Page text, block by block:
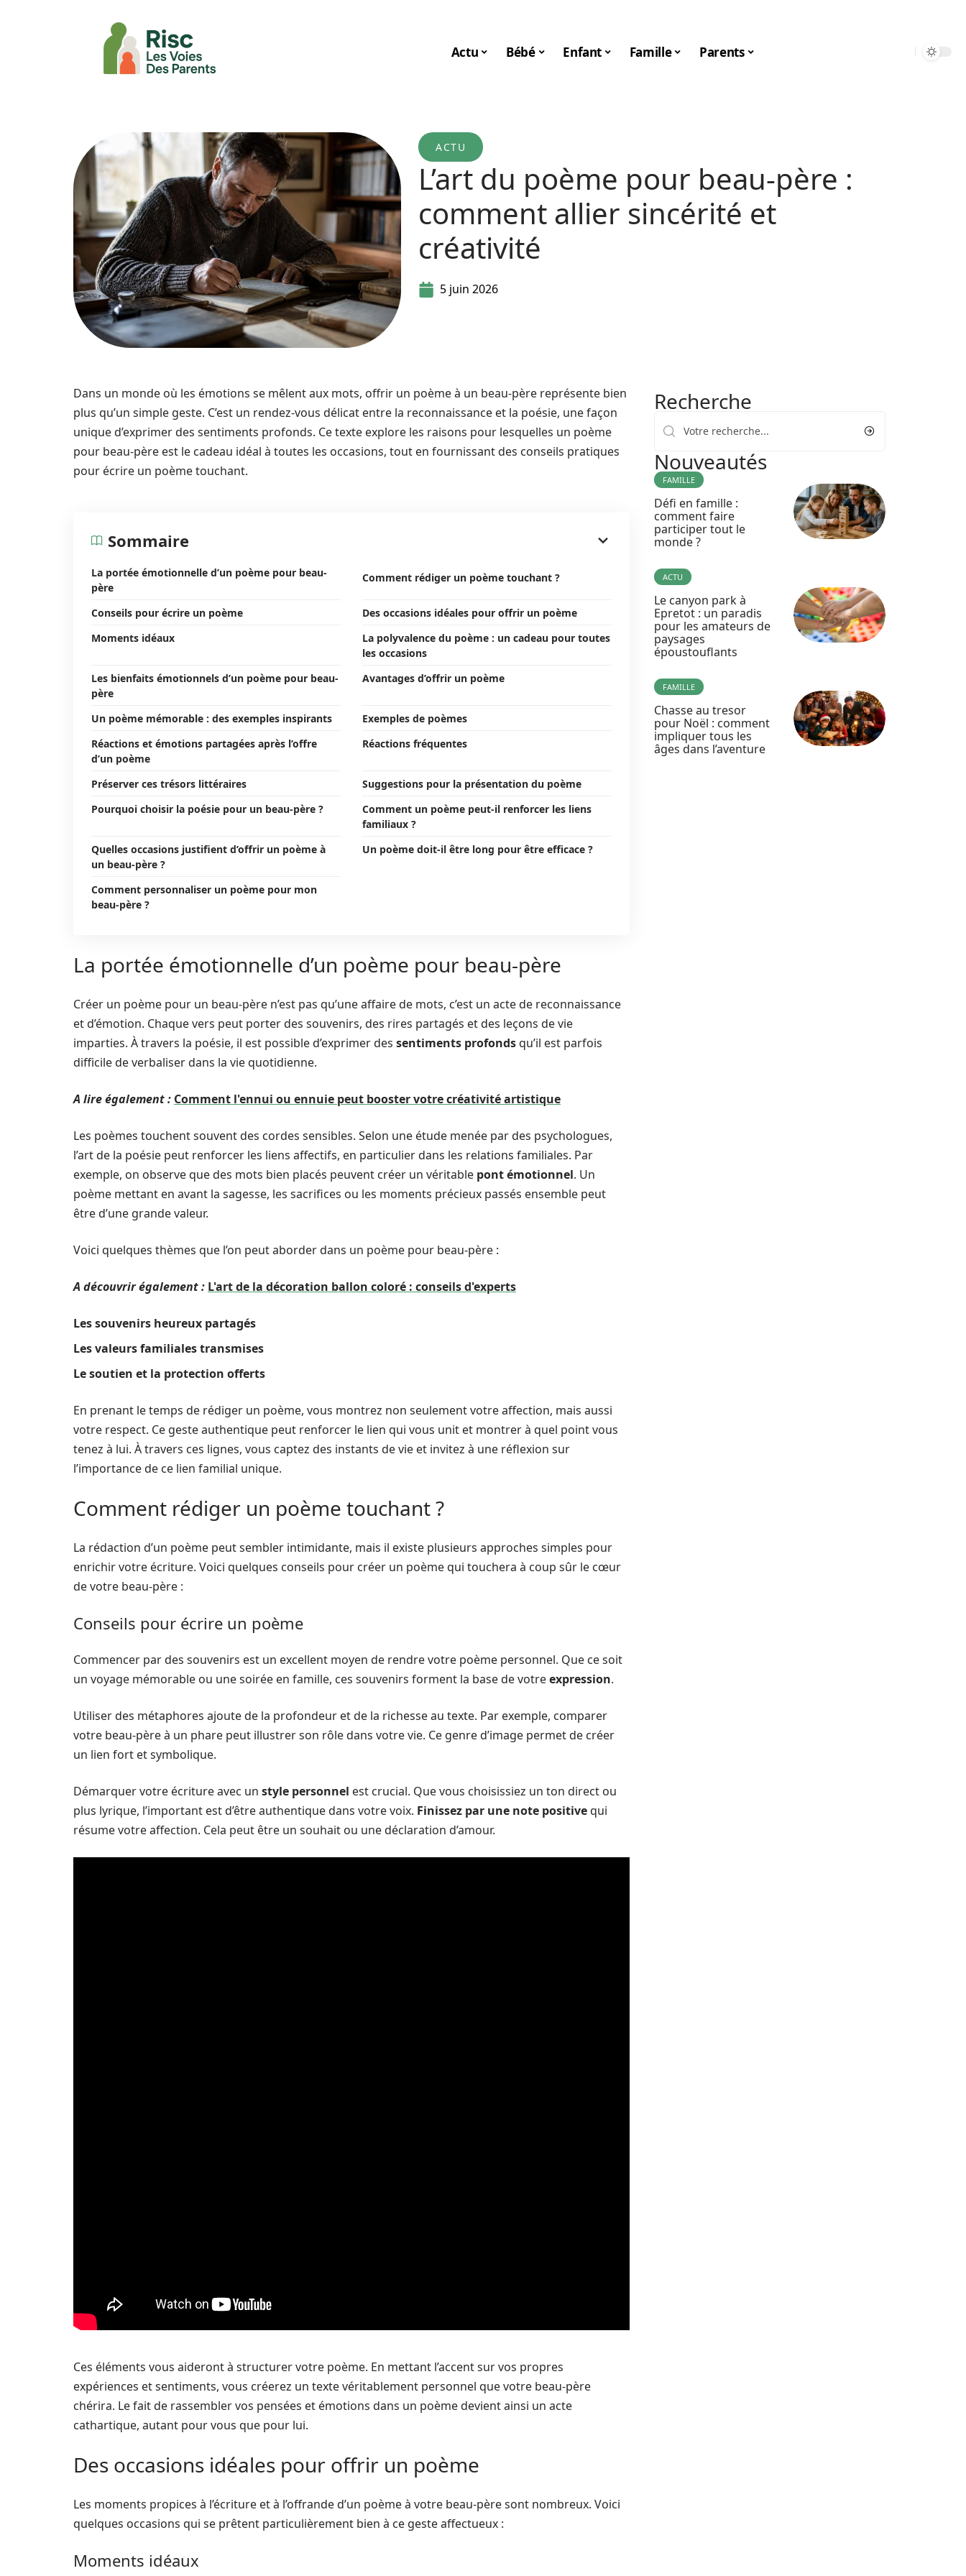
Actu Bébé Enfant Famille Parents
ACTU
L’art du poème pour beau-père :
comment allier sincérité et
créativité
5 juin 2026
Dans un monde où les émotions se mêlent aux mots, offrir un poème à un beau-père représente bien
plus qu’un simple geste. C’est un rendez-vous délicat entre la reconnaissance et la poésie, une façon
unique d’exprimer des sentiments profonds. Ce texte explore les raisons pour lesquelles un poème
pour beau-père est le cadeau idéal à toutes les occasions, tout en fournissant des conseils pratiques
pour écrire un poème touchant.
Sommaire
La portée émotionnelle d’un poème pour beau-
père
Comment rédiger un poème touchant ?
Conseils pour écrire un poème
Des occasions idéales pour offrir un poème
Moments idéaux
La polyvalence du poème : un cadeau pour toutes
les occasions
Les bienfaits émotionnels d’un poème pour beau-
père
Avantages d’offrir un poème
Un poème mémorable : des exemples inspirants
Exemples de poèmes
Réactions et émotions partagées après l’offre
d’un poème
Réactions fréquentes
Préserver ces trésors littéraires
Suggestions pour la présentation du poème
Pourquoi choisir la poésie pour un beau-père ?
Comment un poème peut-il renforcer les liens
familiaux ?
Quelles occasions justifient d’offrir un poème à
un beau-père ?
Un poème doit-il être long pour être efficace ?
Comment personnaliser un poème pour mon
beau-père ?
La portée émotionnelle d’un poème pour beau-père
Créer un poème pour un beau-père n’est pas qu’une affaire de mots, c’est un acte de reconnaissance
et d’émotion. Chaque vers peut porter des souvenirs, des rires partagés et des leçons de vie
imparties. À travers la poésie, il est possible d’exprimer des sentiments profondsqu’il est parfois
difficile de verbaliser dans la vie quotidienne.
A lire également : Comment l'ennui ou ennuie peut booster votre créativité artistique
Les poèmes touchent souvent des cordes sensibles. Selon une étude menée par des psychologues,
l’art de la poésie peut renforcer les liens affectifs, en particulier dans les relations familiales. Par
exemple, on observe que des mots bien placés peuvent créer un véritable pont émotionnel. Un
poème mettant en avant la sagesse, les sacrifices ou les moments précieux passés ensemble peut
être d’une grande valeur.
Voici quelques thèmes que l’on peut aborder dans un poème pour beau-père :
A découvrir également : L'art de la décoration ballon coloré : conseils d'experts
Les souvenirs heureux partagés
Les valeurs familiales transmises
Le soutien et la protection offerts
En prenant le temps de rédiger un poème, vous montrez non seulement votre affection, mais aussi
votre respect. Ce geste authentique peut renforcer le lien qui vous unit et montrer à quel point vous
tenez à lui. À travers ces lignes, vous captez des instants de vie et invitez à une réflexion sur
l’importance de ce lien familial unique.
Comment rédiger un poème touchant ?
La rédaction d’un poème peut sembler intimidante, mais il existe plusieurs approches simples pour
enrichir votre écriture. Voici quelques conseils pour créer un poème qui touchera à coup sûr le cœur
de votre beau-père :
Conseils pour écrire un poème
Commencer par des souvenirs est un excellent moyen de rendre votre poème personnel. Que ce soit
un voyage mémorable ou une soirée en famille, ces souvenirs forment la base de votreexpression.
Utiliser des métaphores ajoute de la profondeur et de la richesse au texte. Par exemple, comparer
votre beau-père à un phare peut illustrer son rôle dans votre vie. Ce genre d’image permet de créer
un lien fort et symbolique.
Démarquer votre écriture avec un style personnel est crucial. Que vous choisissiez un ton direct ou
plus lyrique, l’important est d’être authentique dans votre voix. Finissez par une note positivequi
résume votre affection. Cela peut être un souhait ou une déclaration d’amour.
Ces éléments vous aideront à structurer votre poème. En mettant l’accent sur vos propres
expériences et sentiments, vous créerez un texte véritablement personnel que votre beau-père
chérira. Le fait de rassembler vos pensées et émotions dans un poème devient ainsi un acte
cathartique, autant pour vous que pour lui.
Des occasions idéales pour offrir un poème
Les moments propices à l’écriture et à l’offrande d’un poème à votre beau-père sont nombreux. Voici
quelques occasions qui se prêtent particulièrement bien à ce geste affectueux :
Moments idéaux
Recherche
Nouveautés
FAMILLE
Défi en famille :
comment faire
participer tout le
monde ?
ACTU
Le canyon park à
Epretot : un paradis
pour les amateurs de
paysages
époustouflants
FAMILLE
Chasse au tresor
pour Noël : comment
impliquer tous les
âges dans l’aventure